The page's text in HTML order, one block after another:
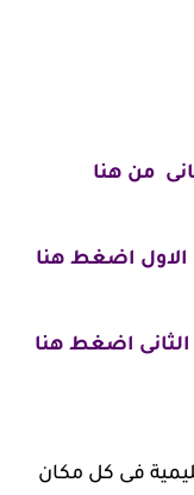
من هنا
الاول اضغط هنا
اضغط هنا
فى كل مكان